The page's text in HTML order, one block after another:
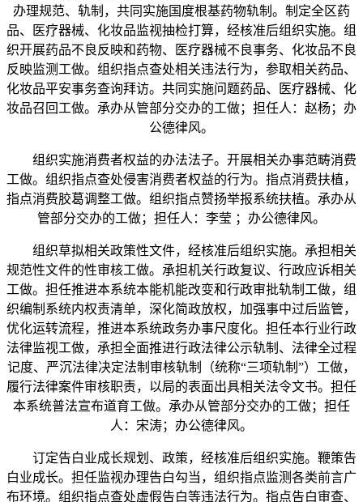
办理规范、轨制，共同实施国度根基药物轨制。制定全区药
品、医疗器械、化妆品监视抽检打算，经核准后组织实施。组
织开展药品不良反映和药物、医疗器械不良事务、化妆品不良
反映监测工做。组织指点查处相关违法行为，参取相关药品、
化妆品平安事务查询拜访。共同实施问题药品、医疗器械、化
妆品召回工做。承办从管部分交办的工做；担任人：赵杨；办
公德律风。
组织实施消费者权益的办法法子。开展相关办事范畴消费
工做。组织指点查处侵害消费者权益的行为。指点消费扶植，
指点消费胶葛调整工做。组织指点赞扬举报系统扶植。承办从
管部分交办的工做；担任人：李莹 ；办公德律风。
组织草拟相关政策性文件，经核准后组织实施。承担相关
规范性文件的性审核工做。承担机关行政复议、行政应诉相关
工做。担任推进本系统本能机能改变和行政审批轨制工做，组
织编制系统内权责清单，深化简政放权，加强事中过后监管，
优化运转流程，推进本系统政务办事尺度化。担任本行业行政
法律监视工做，承担全面推进行政法律公示轨制、法律全过程
记度、严沉法律决定法制审核轨制（统称“三项轨制”）工做，
履行法律案件审核职责，以局的表面出具相关法令文书。担任
本系统普法宣布道育工做。承办从管部分交办的工做；担任
人：宋涛；办公德律风。
订定告白业成长规划、政策，经核准后组织实施。鞭策告
白业成长。担任监视办理告白勾当，组织指点监测各类前言广
布环境。组织指点查处虚假告白等违法行为。指点告白审查、